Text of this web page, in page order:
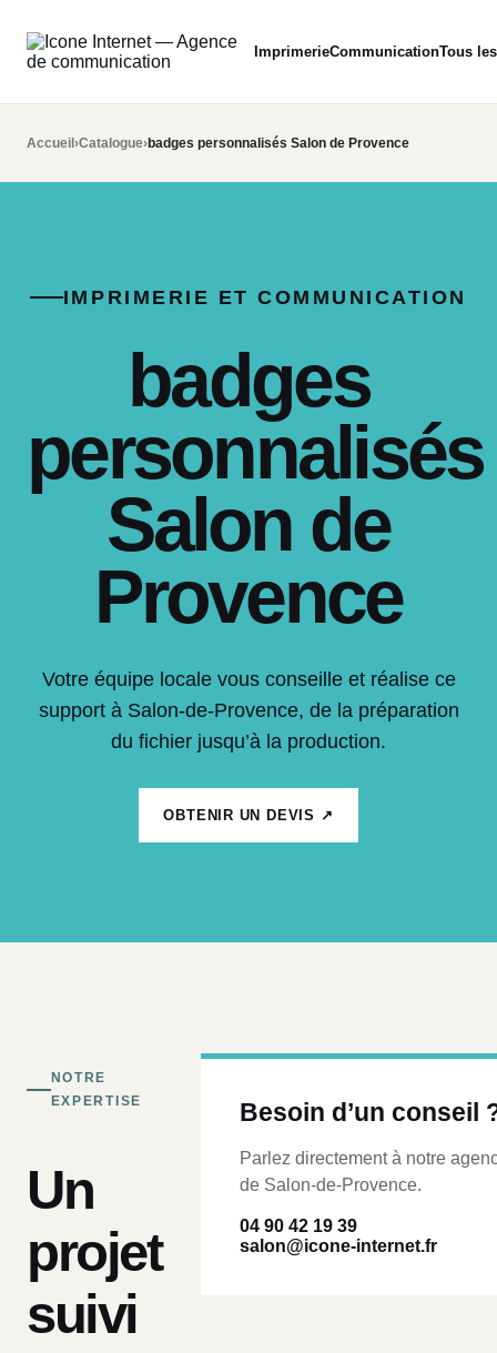
ImprimerieCommunicationTous
Accueil ›Catalogue›badges personnalisés Salon de Provence
IMPRIMERIE ET COMMUNICATION
badges
personnalisés
Salon de
Provence
Votre équipe locale vous conseille et réalise ce
support à Salon-de-Provence, de la préparation
du fichier jusqu’à la production.
OBTENIR UN DEVIS ↗
NOTRE
EXPERTISE
Un
projet
suivi
Besoin d’un conseil
Parlez directement à notre
de Salon-de-Provence.
04 90 42 19 39
salon@icone-internet.fr